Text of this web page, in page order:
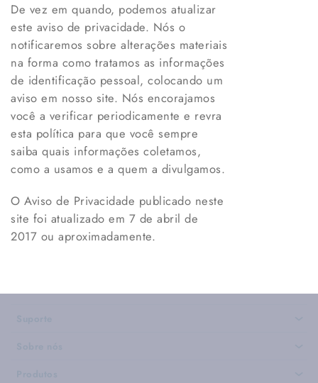
De vez em quando, podemos atualizar
este aviso de privacidade. Nós o
notificaremos sobre alterações materiais
na forma como tratamos as informações
de identificação pessoal, colocando um
aviso em nosso site. Nós encorajamos
você a verificar periodicamente e revra
esta política para que você sempre
saiba quais informações coletamos,
como a usamos e a quem a divulgamos.
O Aviso de Privacidade publicado neste
site foi atualizado em 7 de abril de
2017 ou aproximadamente.